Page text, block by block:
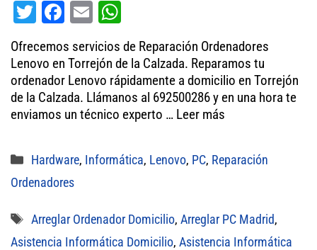
T
tt
er
Fa
bo
ok
E
m
ail
ha
ts
A
pp
Ofrecemos servicios de Reparación Ordenadores
Lenovo en Torrejón de la Calzada. Reparamos tu
ordenador Lenovo rápidamente a domicilio en Torrejón
de la Calzada. Llámanos al 692500286 y en una hora te
enviamos un técnico experto … Leer más
Categorías
Hardware, Informática, Lenovo, PC, Reparación
Ordenadores
Etiquetas
Arreglar Ordenador Domicilio, Arreglar PC Madrid,
Asistencia Informática Domicilio, Asistencia Informática